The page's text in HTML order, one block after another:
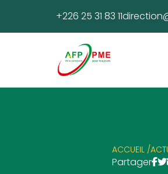
+226 25 31 83 11
ACCUEIL /
Partager